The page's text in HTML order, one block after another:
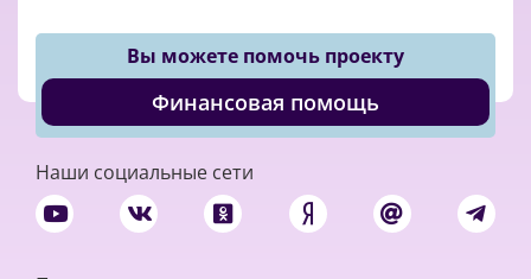
Вы можете помочь проекту
Финансовая помощь
Наши социальные сети